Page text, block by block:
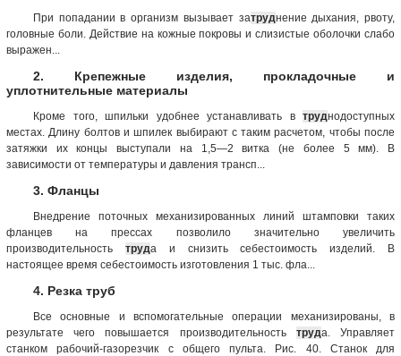
При попадании в организм вызывает затруднение дыхания, рвоту,
головные боли. Действие на кожные покровы и слизистые оболочки слабо
выражен...
2. Крепежные изделия, прокладочные и
уплотнительные материалы
Кроме того, шпильки удобнее устанавливать в труднодоступных
местах. Длину болтов и шпилек выбирают с таким расчетом, чтобы после
затяжки их концы выступали на 1,5—2 витка (не более 5 мм). В
зависимости от температуры и давления трансп...
3. Фланцы
Внедрение поточных механизированных линий штамповки таких
фланцев на прессах позволило значительно увеличить
производительность труда и снизить себестоимость изделий. В
настоящее время себестоимость изготовления 1 тыс. фла...
4. Резка труб
Все основные и вспомогательные операции механизированы, в
результате чего повышается производительность труда. Управляет
станком рабочий-газорезчик с общего пульта. Рис. 40. Станок для